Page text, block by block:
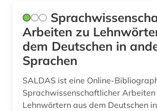
pfarre (1)
polen (45)
polen <volk> (1)
polenfeldzug &lt;1939&gt; (1)
Arbeiten zu
dem Deutschen in
Sprachen
SALDAS ist eine Online-
Sprachwissenschaftlicher Arbeiten
Lehnwörtern aus dem Deutschen